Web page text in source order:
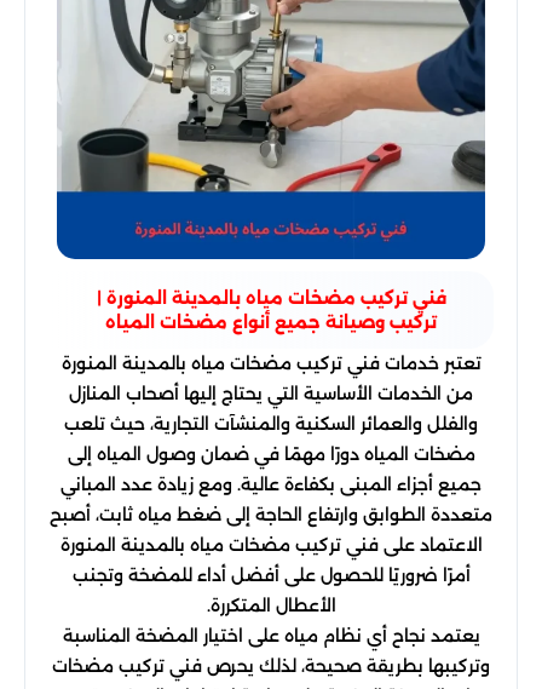
فني تركيب مضخات مياه بالمدينة المنورة |
تركيب وصيانة جميع أنواع مضخات المياه
تعتبر خدمات فني تركيب مضخات مياه بالمدينة المنورة
من الخدمات الأساسية التي يحتاج إليها أصحاب المنازل
والفلل والعمائر السكنية والمنشآت التجارية، حيث تلعب
مضخات المياه دورًا مهمًا في ضمان وصول المياه إلى
جميع أجزاء المبنى بكفاءة عالية. ومع زيادة عدد المباني
متعددة الطوابق وارتفاع الحاجة إلى ضغط مياه ثابت، أصبح
الاعتماد على فني تركيب مضخات مياه بالمدينة المنورة
أمرًا ضروريًا للحصول على أفضل أداء للمضخة وتجنب
الأعطال المتكررة.
يعتمد نجاح أي نظام مياه على اختيار المضخة المناسبة
وتركيبها بطريقة صحيحة، لذلك يحرص فني تركيب مضخات